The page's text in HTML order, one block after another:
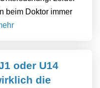
beim Doktor immer
oder U14
die